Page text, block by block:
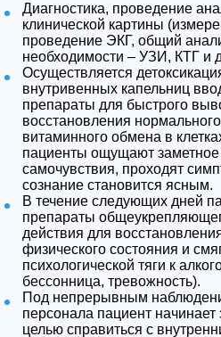
Диагностика, проведение
клинической картины
проведение ЭКГ, общий
необходимости – УЗИ, КТГ и
Осуществляется
внутривенных капельниц
препараты для быстрого
восстановления
витаминного обмена в
пациенты ощущают
самочувствия, проходят
сознание становится ясным.
В течение следующих дней
препараты
действия для
физического состояния и
психологической тяги к
бессонница, тревожность).
Под непрерывным
персонала пациент начинает
целью справиться с